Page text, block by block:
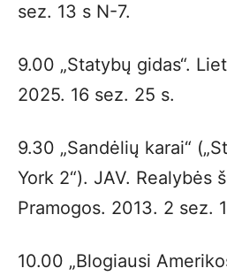
sez. 13 s N-7.
9.00 „Statybų gidas“.
2025. 16 sez. 25 s.
9.30 „Sandėlių karai“
York 2“). JAV. Realybės
Pramogos. 2013. 2 sez.
10.00 „Blogiausi